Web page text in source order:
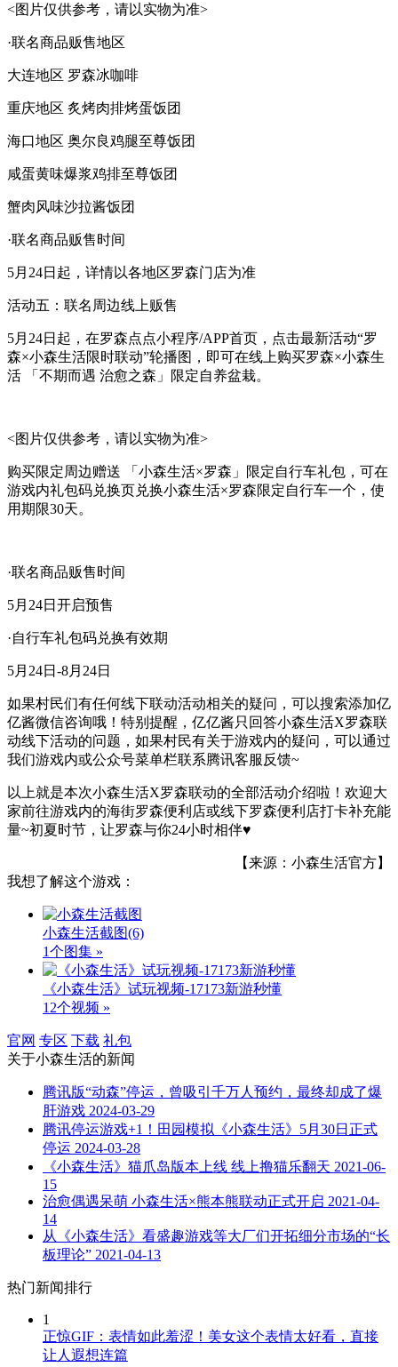
<图片仅供参考，请以实物为准>
·联名商品贩售地区
大连地区 罗森冰咖啡
重庆地区 炙烤肉排烤蛋饭团
海口地区 奥尔良鸡腿至尊饭团
咸蛋黄味爆浆鸡排至尊饭团
蟹肉风味沙拉酱饭团
·联名商品贩售时间
5月24日起，详情以各地区罗森门店为准
活动五：联名周边线上贩售
5月24日起，在罗森点点小程序/APP首页，点击最新活动“罗
森×小森生活限时联动”轮播图，即可在线上购买罗森×小森生
活 「不期而遇 治愈之森」限定自养盆栽。
<图片仅供参考，请以实物为准>
购买限定周边赠送 「小森生活×罗森」限定自行车礼包，可在
游戏内礼包码兑换页兑换小森生活×罗森限定自行车一个，使
用期限30天。
·联名商品贩售时间
5月24日开启预售
·自行车礼包码兑换有效期
5月24日-8月24日
如果村民们有任何线下联动活动相关的疑问，可以搜索添加亿
亿酱微信咨询哦！特别提醒，亿亿酱只回答小森生活X罗森联
动线下活动的问题，如果村民有关于游戏内的疑问，可以通过
我们游戏内或公众号菜单栏联系腾讯客服反馈~
以上就是本次小森生活X罗森联动的全部活动介绍啦！欢迎大
家前往游戏内的海街罗森便利店或线下罗森便利店打卡补充能
量~初夏时节，让罗森与你24小时相伴♥
【来源：小森生活官方】
我想了解这个游戏：
小森生活截图(6)
1个图集 »
《小森生活》试玩视频-17173新游秒懂
12个视频 »
官网 专区 下载 礼包
关于小森生活的新闻
腾讯版“动森”停运，曾吸引千万人预约，最终却成了爆
肝游戏 2024-03-29
腾讯停运游戏+1！田园模拟《小森生活》5月30日正式
停运 2024-03-28
《小森生活》猫爪岛版本上线 线上撸猫乐翻天 2021-06-
15
治愈偶遇呆萌 小森生活×熊本熊联动正式开启 2021-04-
14
从《小森生活》看盛趣游戏等大厂们开拓细分市场的“长
板理论” 2021-04-13
热门新闻排行
1
正惊GIF：表情如此羞涩！美女这个表情太好看，直接
让人遐想连篇